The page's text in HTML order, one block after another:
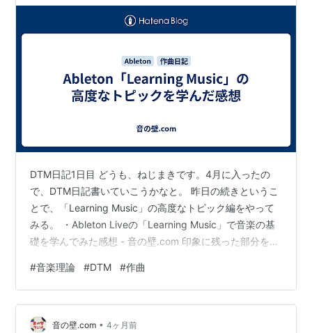
DTM日記1日目 どうも、ねじまきです。4月に入ったの
で、DTM日記書いていこうかなと。 昨日の続きというこ
とで、「Learning Music」の高度なトピック編をやって
みる。 ・Ableton Liveの「Learning Music」で音楽の基
礎を学んでみた感想 - 音の壁.com 印象に残った部分を備
7つある シャープやフラットは「白鍵」を指す場合もあ
る。一部の音階（上に示したC♯メジャースケールなど）
では、E♯やB♯のような奇妙に思える音符表記が使われて
いる →各音階では各音名が正確に一度だけ使用されるた
#音楽理論 #DTM #作曲
音の壁.com • 4ヶ月前